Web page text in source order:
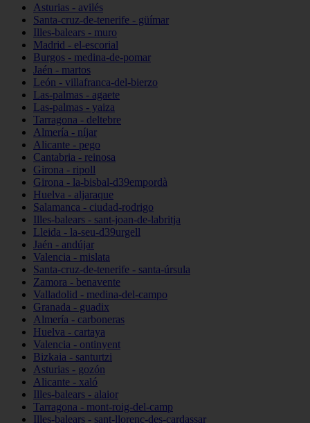
Asturias - avilés
Santa-cruz-de-tenerife - güímar
Illes-balears - muro
Madrid - el-escorial
Burgos - medina-de-pomar
Jaén - martos
León - villafranca-del-bierzo
Las-palmas - agaete
Las-palmas - yaiza
Tarragona - deltebre
Almería - níjar
Alicante - pego
Cantabria - reinosa
Girona - ripoll
Girona - la-bisbal-d39empordà
Huelva - aljaraque
Salamanca - ciudad-rodrigo
Illes-balears - sant-joan-de-labritja
Lleida - la-seu-d39urgell
Jaén - andújar
Valencia - mislata
Santa-cruz-de-tenerife - santa-úrsula
Zamora - benavente
Valladolid - medina-del-campo
Granada - guadix
Almería - carboneras
Huelva - cartaya
Valencia - ontinyent
Bizkaia - santurtzi
Asturias - gozón
Alicante - xaló
Illes-balears - alaior
Tarragona - mont-roig-del-camp
Illes-balears - sant-llorenç-des-cardassar